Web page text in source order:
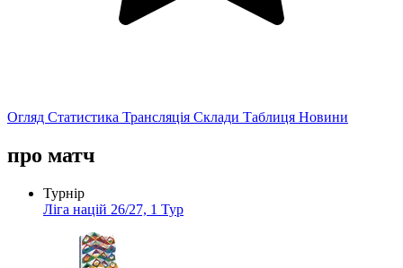
Огляд Статистика Трансляція Склади Таблиця Новини
про матч
Турнір
Ліга націй 26/27, 1 Тур